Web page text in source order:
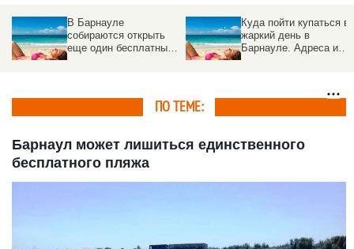
В Барнауле
собираются открыть
еще один бесплатный
Куда пойти купаться в
жаркий день в
Барнауле. Адреса и
ПО ТЕМЕ:
Барнаул может лишиться единственного
бесплатного пляжа